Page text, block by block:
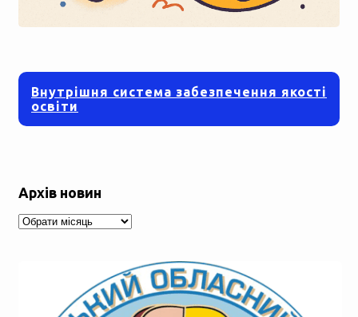
Внутрішня система забезпечення якості
освіти
Архів новин
Архів
новин